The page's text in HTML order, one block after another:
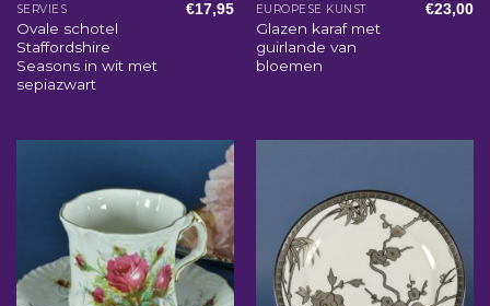
SERVIES
Ovale schotel
Staffordshire
Seasons in wit met
sepiazwart
€17,95 EUROPESE KUNST
Glazen karaf met
guirlande van
bloemen
€23,00